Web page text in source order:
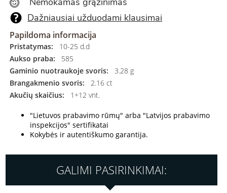
Dažniausiai užduodami klausimai
Papildoma informacija
Pristatymas:
10-25 d.d
Aukso praba:
585
Gaminio nuotraukoje svoris:
3.28 g
Brangakmenio svoris:
2.16 ct
Akučių skaičius:
1+12 vnt.
"Lietuvos prabavimo rūmų" arba "Latvijos prabavimo
inspekcijos" sertifikatai
Kokybės ir autentiškumo garantija.
GALIMI PASIRINKIMAI: